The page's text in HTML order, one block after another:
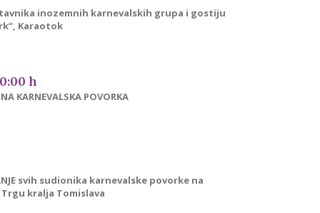
inozemnih karnevalskih grupa i gostiju
Karaotok
h
KARNEVALSKA POVORKA
svih sudionika karnevalske povorke na
kralja Tomislava